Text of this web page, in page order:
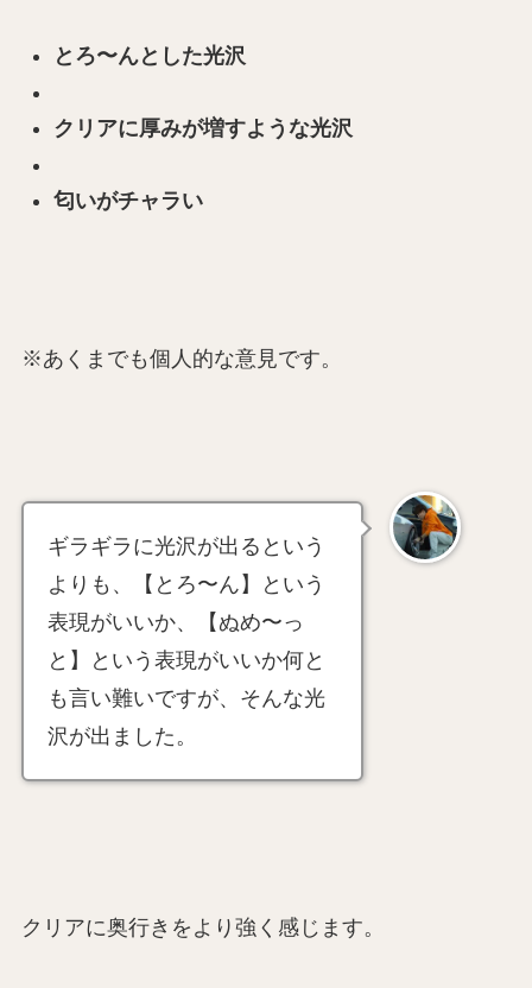
とろ〜んとした光沢
クリアに厚みが増すような光沢
匂いがチャラい
※あくまでも個人的な意見です。
ギラギラに光沢が出るという
よりも、【とろ〜ん】という
表現がいいか、【ぬめ〜っ
と】という表現がいいか何と
も言い難いですが、そんな光
沢が出ました。
クリアに奥行きをより強く感じます。